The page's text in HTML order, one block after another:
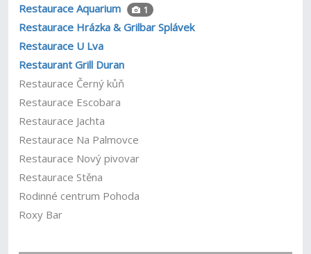
Restaurace Aquarium 1
Restaurace Hrázka & Grilbar Splávek
Restaurace U Lva
Restaurant Grill Duran
Restaurace Černý kůň
Restaurace Escobara
Restaurace Jachta
Restaurace Na Palmovce
Restaurace Nový pivovar
Restaurace Stěna
Rodinné centrum Pohoda
Roxy Bar